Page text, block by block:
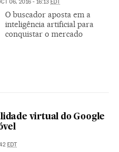
06, 2016 - 16:13 EDT
O buscador aposta em a
inteligência artificial para
conquistar o mercado
virtual do Google
EDT